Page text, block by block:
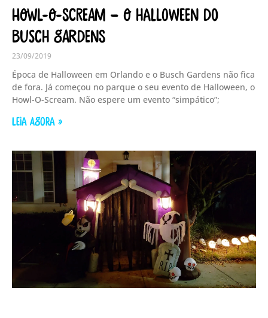
Howl-O-Scream – O Halloween do
Busch Gardens
23/09/2019
Época de Halloween em Orlando e o Busch Gardens não fica
de fora. Já começou no parque o seu evento de Halloween, o
Howl-O-Scream. Não espere um evento “simpático”;
LEIA AGORA »